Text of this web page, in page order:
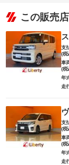
この販売
支
(税
車
(税
年
走
支
(税
車
(税
年
走